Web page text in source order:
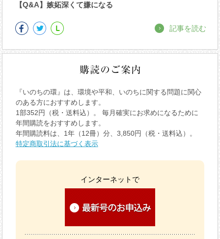
【Q&A】嫉妬深くて嫌になる
記事を読む
『いのちの環』は、環境や平和、いのちに関する問題に関心
のある方におすすめします。
1部352円（税・送料込）。 毎月確実にお求めになるために
年間購読をおすすめします。
年間購読料は、1年（12冊）分、3,850円（税・送料込）。
特定商取引法に基づく表示
インターネットで